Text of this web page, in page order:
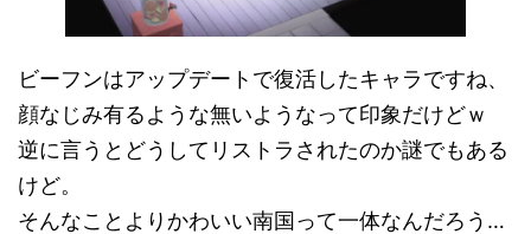
ビーフンはアップデートで復活したキャラですね、
顔なじみ有るような無いようなって印象だけどｗ
逆に言うとどうしてリストラされたのか謎でもある
けど。
そんなことよりかわいい南国って一体なんだろう…